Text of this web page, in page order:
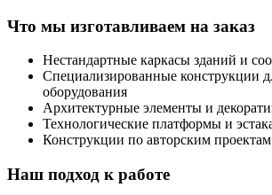
Что мы изготавливаем на заказ
Нестандартные каркасы зданий и
Специализированные конструкции
оборудования
Архитектурные элементы и
Технологические платформы и
Конструкции по авторским проектам
Наш подход к работе